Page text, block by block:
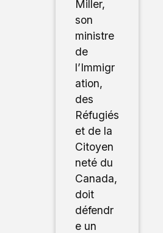
Miller,
son
ministre
de
l’Immigr
ation,
des
Réfugiés
et de la
Citoyen
neté du
Canada,
doit
défendr
e un